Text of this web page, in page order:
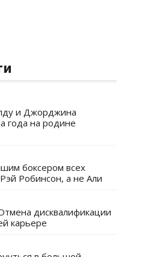
и Джорджина
года на родине
боксером всех
Робинсон, а не Али
дисквалификации
карьере